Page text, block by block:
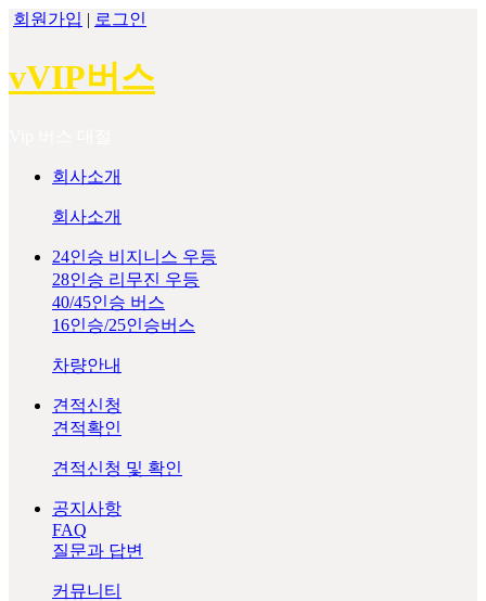
회원가입 | 로그인
vVIP버스
회사소개
회사소개
24인승 비지니스 우등
28인승 리무진 우등
40/45인승 버스
16인승/25인승버스
차량안내
견적신청
견적확인
견적신청 및 확인
공지사항
FAQ
질문과 답변
커뮤니티